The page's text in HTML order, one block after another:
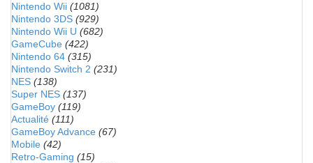
Nintendo Wii (1081)
Nintendo 3DS (929)
Nintendo Wii U (682)
GameCube (422)
Nintendo 64 (315)
Nintendo Switch 2 (231)
NES (138)
Super NES (137)
GameBoy (119)
Actualité (111)
GameBoy Advance (67)
Mobile (42)
Retro-Gaming (15)